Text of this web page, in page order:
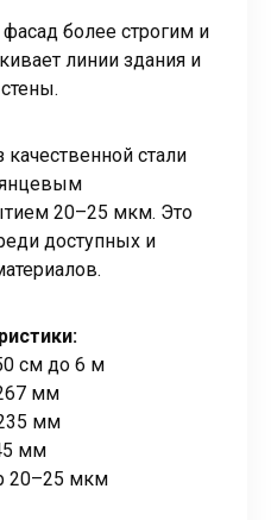
более строгим и
линии здания и
стали
20–25 мкм. Это
доступных и
см до 6 м
мм
мм
мм
20–25 мкм